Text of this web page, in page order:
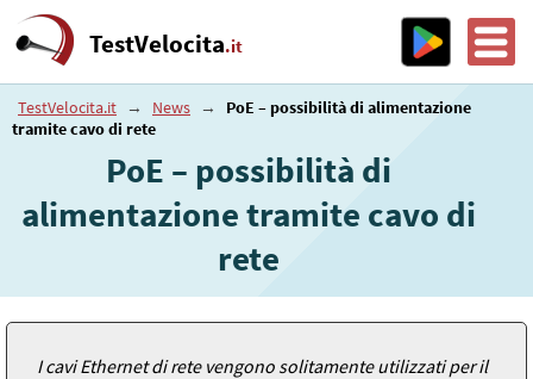
TestVelocita.it
TestVelocita.it → News →
PoE – possibilità di alimentazione
tramite cavo di rete
PoE – possibilità di
alimentazione tramite cavo di
rete
I cavi Ethernet di rete vengono solitamente utilizzati per il